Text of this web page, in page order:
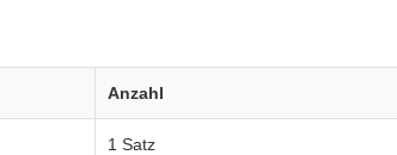
Anzahl
1 Satz